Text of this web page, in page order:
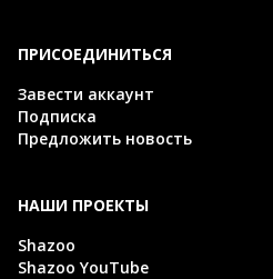
ПРИСОЕДИНИТЬСЯ
Завести аккаунт
Подписка
Предложить новость
НАШИ ПРОЕКТЫ
Shazoo
Shazoo YouTube